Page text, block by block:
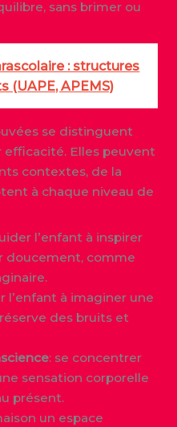
sans brimer ou
: structures
(UAPE, APEMS)
se distinguent
Elles peuvent
contextes, de la
à chaque niveau de
l’enfant à inspirer
doucement, comme
l’enfant à imaginer une
des bruits et
: se concentrer
sensation corporelle
présent.
un espace